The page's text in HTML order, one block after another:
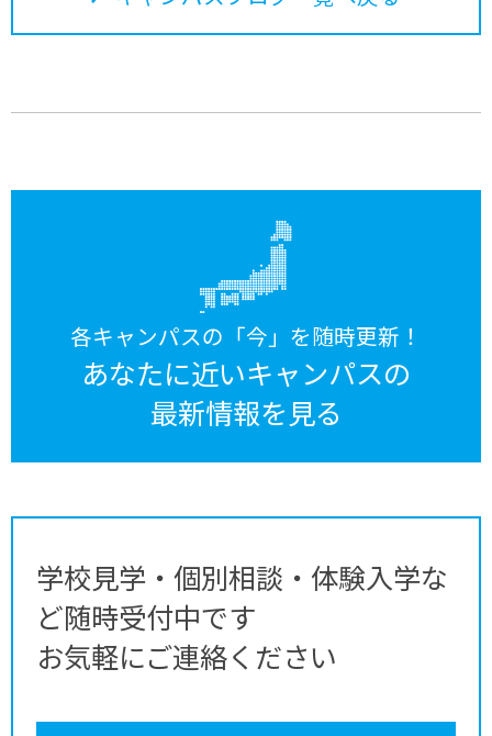
各キャンパスの「今」を随時更新！
あなたに近いキャンパスの
最新情報を見る
学校見学・個別相談・体験入学な
ど随時受付中です
お気軽にご連絡ください